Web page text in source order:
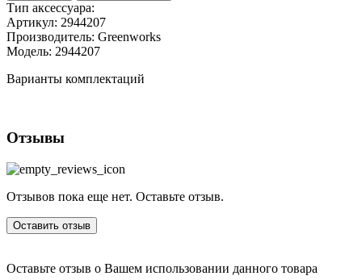
Тип аксессуара:
Артикул: 2944207
Производитель: Greenworks
Модель: 2944207
Варианты комплектаций
Отзывы
Отзывов пока еще нет. Оставьте отзыв.
Оставить отзыв
Оставьте отзыв о Вашем использовании данного товара